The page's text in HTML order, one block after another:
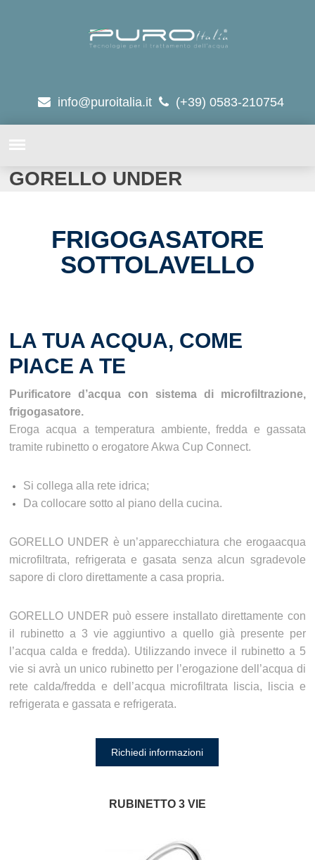
info@puroitalia.it (+39) 0583-210754
GORELLO UNDER
FRIGOGASATORE
SOTTOLAVELLO
LA TUA ACQUA, COME
PIACE A TE
Purificatore d’acqua con sistema di microfiltrazione,
frigogasatore.
Eroga acqua a temperatura ambiente, fredda e gassata
tramite rubinetto o erogatore Akwa Cup Connect.
Si collega alla rete idrica;
Da collocare sotto al piano della cucina.
GORELLO UNDER è un’apparecchiatura che erogaacqua
microfiltrata, refrigerata e gasata senza alcun sgradevole
sapore di cloro direttamente a casa propria.
GORELLO UNDER può essere installato direttamente con
il rubinetto a 3 vie aggiuntivo a quello già presente per
l’acqua calda e fredda). Utilizzando invece il rubinetto a 5
vie si avrà un unico rubinetto per l’erogazione dell’acqua di
rete calda/fredda e dell’acqua microfiltrata liscia, liscia e
refrigerata e gassata e refrigerata.
Richiedi informazioni
RUBINETTO 3 VIE